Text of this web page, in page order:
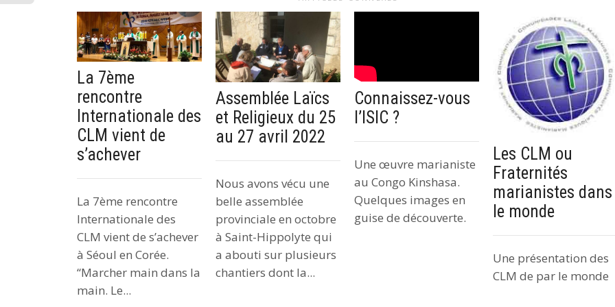
La 7ème
rencontre
Internationale des
CLM vient de
s’achever
La 7ème rencontre
Internationale des
CLM vient de s’achever
à Séoul en Corée.
“Marcher main dans la
main. Le...
Assemblée Laïcs
et Religieux du 25
au 27 avril 2022
Nous avons vécu une
belle assemblée
provinciale en octobre
à Saint-Hippolyte qui
a abouti sur plusieurs
chantiers dont la...
Connaissez-vous
l’ISIC ?
Une œuvre marianiste
au Congo Kinshasa.
Quelques images en
guise de découverte.
Les CLM ou
Fraternités
marianistes dans
le monde
Une présentation des
CLM de par le monde